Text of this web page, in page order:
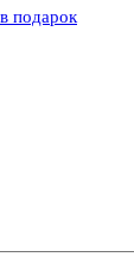
подарок